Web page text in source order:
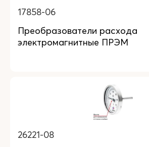
17858-06
Преобразователи расхода
электромагнитные ПРЭМ
26221-08